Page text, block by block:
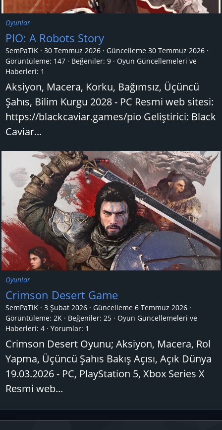
Oyunlar
PIO: A Robots Story
SemPaTiK 30 Temmuz 2026 Güncelleme 30 Temmuz 2026
Görüntüleme: 147
Beğeniler: 9
Oyun Güncellemeleri ve
Haberleri: 1
Aksiyon, Macera, Korku, Bağımsız, Üçüncü
Şahıs, Bilim Kurgu 2028 - PC Resmi web sitesi:
https://blackcaviar.games/pio Geliştirici: Black
Caviar...
Oyunlar
Crimson Desert Game
SemPaTiK 3 Şubat 2026 Güncelleme 6 Temmuz 2026
Görüntüleme: 2K
Beğeniler: 25
Oyun Güncellemeleri ve
Haberleri: 4 Yorumlar: 1
Crimson Desert Oyunu; Aksiyon, Macera, Rol
Yapma, Üçüncü Şahıs Bakış Açısı, Açık Dünya
19.03.2026 - PC, PlayStation 5, Xbox Series X
Resmi web...